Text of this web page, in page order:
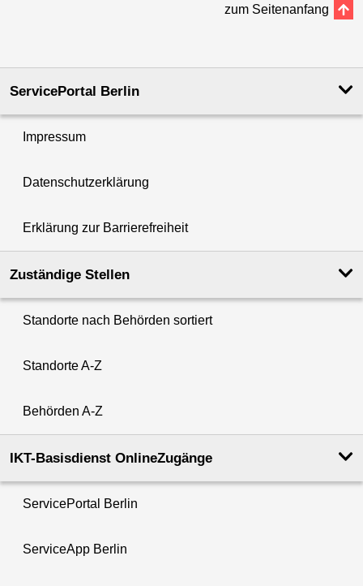
zum Seitenanfang
ServicePortal Berlin
Impressum
Datenschutzerklärung
Erklärung zur Barrierefreiheit
Zuständige Stellen
Standorte nach Behörden sortiert
Standorte A-Z
Behörden A-Z
IKT-Basisdienst OnlineZugänge
ServicePortal Berlin
ServiceApp Berlin